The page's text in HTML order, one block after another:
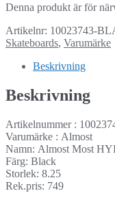
Denna produkt är för
Artikelnr: 10023743-
Skateboards, Varumärke
Beskrivning
Beskrivning
Artikelnummer :
Varumärke : Almost
Namn: Almost Most
Färg: Black
Storlek: 8.25
Rek.pris: 749